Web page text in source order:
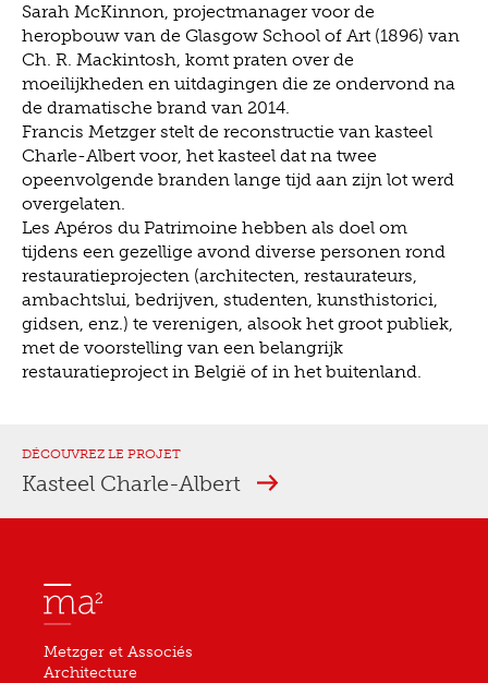
Sarah McKinnon, projectmanager voor de
heropbouw van de Glasgow School of Art (1896) van
Ch. R. Mackintosh, komt praten over de
moeilijkheden en uitdagingen die ze ondervond na
de dramatische brand van 2014.
Francis Metzger stelt de reconstructie van kasteel
Charle-Albert voor, het kasteel dat na twee
opeenvolgende branden lange tijd aan zijn lot werd
overgelaten.
Les Apéros du Patrimoine hebben als doel om
tijdens een gezellige avond diverse personen rond
restauratieprojecten (architecten, restaurateurs,
ambachtslui, bedrijven, studenten, kunsthistorici,
gidsen, enz.) te verenigen, alsook het groot publiek,
met de voorstelling van een belangrijk
restauratieproject in België of in het buitenland.
DÉCOUVREZ LE PROJET
Kasteel Charle-Albert
Metzger et Associés
Architecture